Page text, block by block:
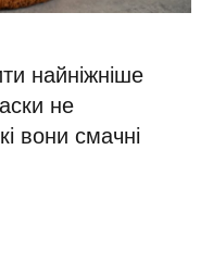
найніжніше
не
вони смачні